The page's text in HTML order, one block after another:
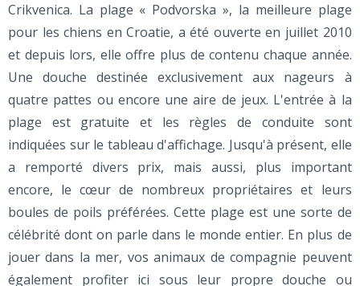
Crikvenica. La plage « Podvorska », la meilleure plage
pour les chiens en Croatie, a été ouverte en juillet 2010
et depuis lors, elle offre plus de contenu chaque année.
Une douche destinée exclusivement aux nageurs à
quatre pattes ou encore une aire de jeux. L'entrée à la
plage est gratuite et les règles de conduite sont
indiquées sur le tableau d'affichage. Jusqu'à présent, elle
a remporté divers prix, mais aussi, plus important
encore, le cœur de nombreux propriétaires et leurs
boules de poils préférées. Cette plage est une sorte de
célébrité dont on parle dans le monde entier. En plus de
jouer dans la mer, vos animaux de compagnie peuvent
également profiter ici sous leur propre douche ou